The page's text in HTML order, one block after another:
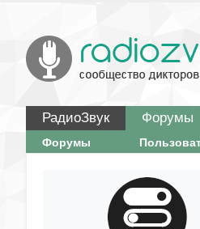
РадиоЗвук Форумы
Форумы